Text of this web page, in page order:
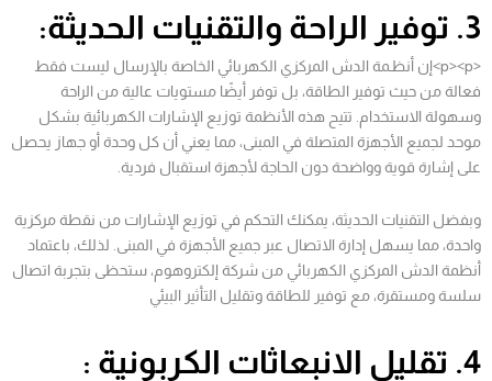
3. توفير الراحة والتقنيات الحديثة:
<p><p>إن أنظـمة الدش المركزي الكهربائي الخاصة بالإرسال ليست فقط
فعالة من حيث توفير الطاقة، بل توفر أيضًا مستويات عالية من الراحة
وسهولة الاستخدام. تتيح هذه الأنظمة توزيع الإشارات الكهربائية بشكل
موحد لجميع الأجهزة المتصلة في المبنى، مما يعني أن كل وحدة أو جهاز يحصل
على إشارة قوية وواضحة دون الحاجة لأجهزة استقبال فردية.
وبفضل التقنيات الحديثة، يمكنك التحكم في توزيع الإشارات من نقطة مركزية
واحدة، مما يسهل إدارة الاتصال عبر جميع الأجهزة في المبنى. لذلك، باعتماد
أنظمة الدش المركزي الكهربائي من شركة إلكتروهوم، ستحظى بتجربة اتصال
سلسة ومستقرة، مع توفير للطاقة وتقليل التأثير البيئي
4. تقليل الانبعاثات الكربونية :